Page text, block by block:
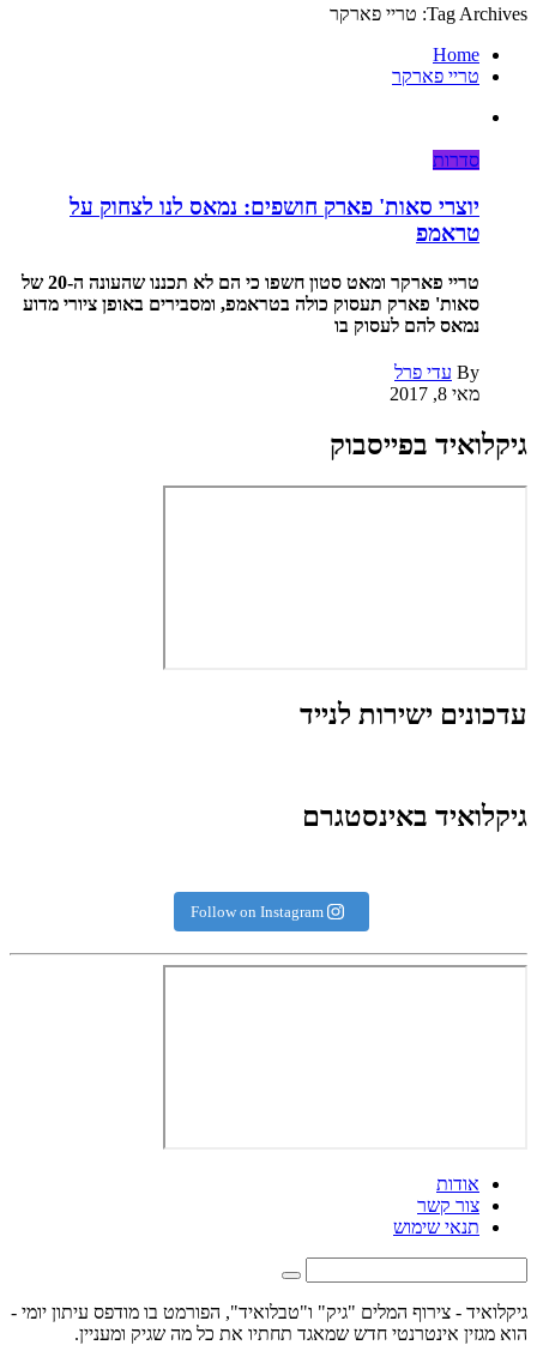
Tag Archives: טריי פארקר
Home
טריי פארקר
סדרות
יוצרי סאות' פארק חושפים: נמאס לנו לצחוק על
טראמפ
טריי פארקר ומאט סטון חשפו כי הם לא תכננו שהעונה ה-20 של
סאות' פארק תעסוק כולה בטראמפ, ומסבירים באופן ציורי מדוע
נמאס להם לעסוק בו
By עדי פרל
מאי 8, 2017
גיקלואיד בפייסבוק
עדכונים ישירות לנייד
גיקלואיד באינסטגרם
Follow on Instagram
אודות
צור קשר
תנאי שימוש
גיקלואיד - צירוף המלים "גיק" ו"טבלואיד", הפורמט בו מודפס עיתון יומי -
הוא מגזין אינטרנטי חדש שמאגד תחתיו את כל מה שגיק ומעניין.